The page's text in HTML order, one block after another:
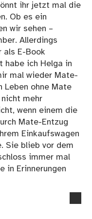
ihr jetzt mal die
Ob es ein
wir sehen –
Allerdings
als E-Book
habe ich Helga in
mal wieder Mate-
Leben ohne Mate
mehr
wenn einem die
Mate-Entzug
Einkaufswagen
Sie blieb vor dem
immer mal
in Erinnerungen